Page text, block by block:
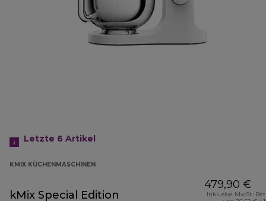
Letzte 6 Artikel
KMIX KÜCHENMASCHINEN
kMix Special Edition
479,90 €
Inklusive MwSt.-